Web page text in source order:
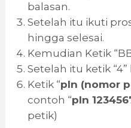
balasan.
Setelah itu ikuti
hingga selesai.
Kemudian Ketik
Setelah itu ketik
Ketik “pln (nomor
contoh “pln
petik)